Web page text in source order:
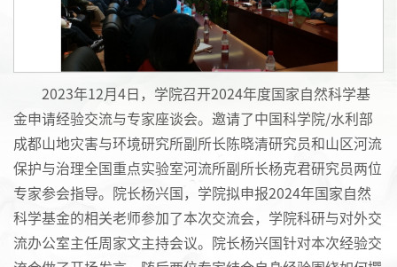
2023年12月4日，学院召开2024年度国家自然科学基
金申请经验交流与专家座谈会。邀请了中国科学院/水利部
成都山地灾害与环境研究所副所长陈晓清研究员和山区河流
保护与治理全国重点实验室河流所副所长杨克君研究员两位
专家参会指导。院长杨兴国，学院拟申报2024年国家自然
科学基金的相关老师参加了本次交流会，学院科研与对外交
流办公室主任周家文主持会议。院长杨兴国针对本次经验交